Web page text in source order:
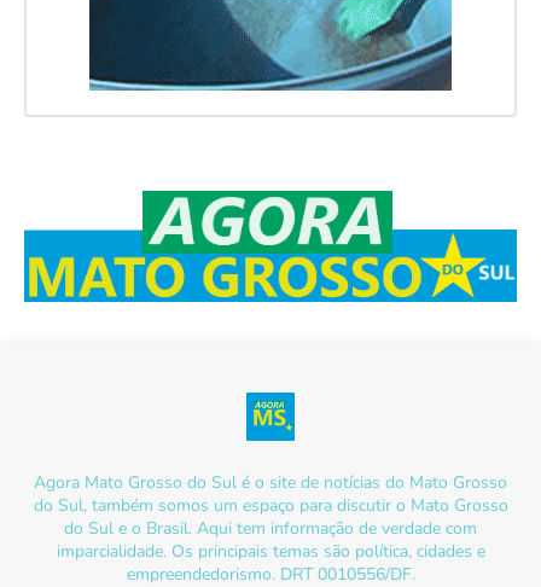
Agora Mato Grosso do Sul é o site de notícias do Mato Grosso
do Sul, também somos um espaço para discutir o Mato Grosso
do Sul e o Brasil. Aqui tem informação de verdade com
imparcialidade. Os principais temas são política, cidades e
empreendedorismo. DRT 0010556/DF.